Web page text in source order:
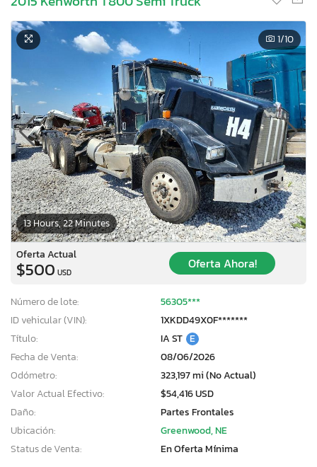
13 Hours, 22 Minutes
1/10
Oferta Actual
$500 USD
Oferta Ahora!
Número de lote:
56305***
ID vehicular (VIN):
1XKDD49X0F*******
Título:
IA ST E
Fecha de Venta:
08/06/2026
Odómetro:
323,197 mi (No Actual)
Valor Actual Efectivo:
$54,416 USD
Daño:
Partes Frontales
Ubicación:
Greenwood, NE
Status de Venta:
En Oferta Mínima